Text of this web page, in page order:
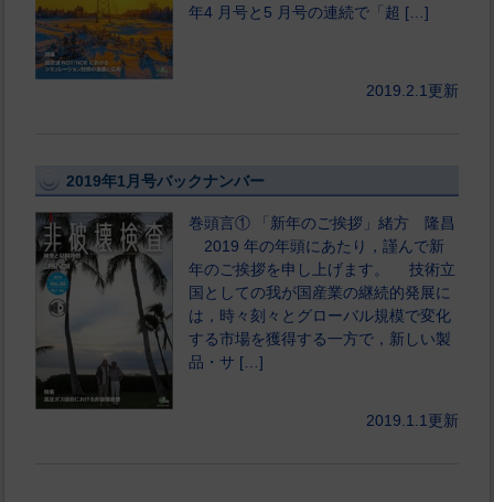
年4 月号と5 月号の連続で「超 […]
2019.2.1更新
2019年1月号バックナンバー
巻頭言① 「新年のご挨拶」緒方 隆昌
2019 年の年頭にあたり，謹んで新
年のご挨拶を申し上げます。 技術立
国としての我が国産業の継続的発展に
は，時々刻々とグローバル規模で変化
する市場を獲得する一方で，新しい製
品・サ […]
2019.1.1更新